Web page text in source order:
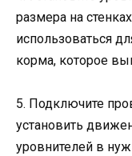
размера на
использоваться
корма, которое
5. Подключите
установить
уровнителей в